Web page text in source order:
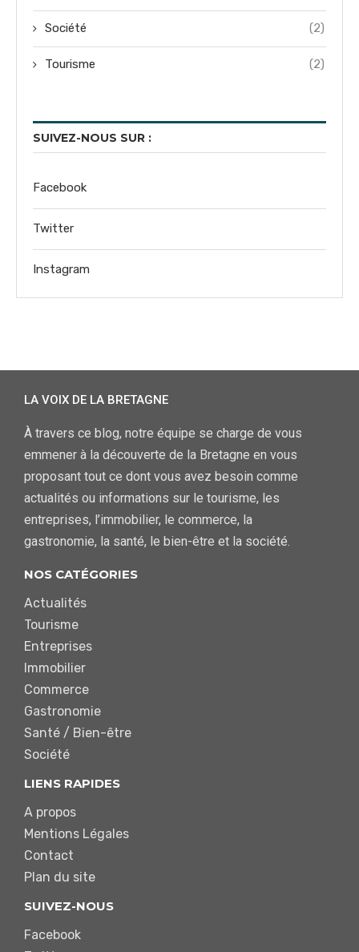
Société (2)
Tourisme (2)
SUIVEZ-NOUS SUR :
Facebook
Twitter
Instagram
LA VOIX DE LA BRETAGNE
À travers ce blog, notre équipe se charge de vous
emmener à la découverte de la Bretagne en vous
proposant tout ce dont vous avez besoin comme
actualités ou informations sur le tourisme, les
entreprises, l’immobilier, le commerce, la
gastronomie, la santé, le bien-être et la société.
NOS CATÉGORIES
Actualités
Tourisme
Entreprises
Immobilier
Commerce
Gastronomie
Santé / Bien-être
Société
LIENS RAPIDES
A propos
Mentions Légales
Contact
Plan du site
SUIVEZ-NOUS
Facebook